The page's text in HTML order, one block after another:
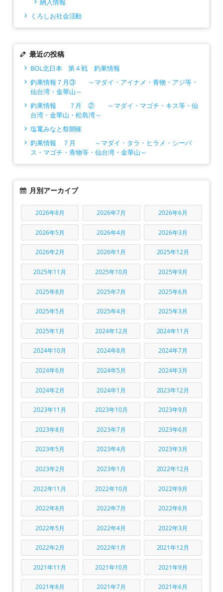
納入情報
くろしお社会活動
最近の投稿
BOL北日本 第４戦 釣果情報
釣果情報７月③ ～マダイ・アイナメ・青物・アジ等・
仙台湾・金華山～
釣果情報 ７月 ② ～マダイ・マゴチ・キス等・仙
台湾・金華山・松島湾～
塩竃みなと祭開催
釣果情報 ７月 ～マダイ・タラ・ヒラメ・シーバ
ス・マゴチ・青物等・仙台湾・金華山～
月別アーカイブ
2026年8月 2026年7月 2026年6月
2026年5月 2026年4月 2026年3月
2026年2月 2026年1月 2025年12月
2025年11月 2025年10月 2025年9月
2025年8月 2025年7月 2025年6月
2025年5月 2025年4月 2025年3月
2025年1月 2024年12月 2024年11月
2024年10月 2024年8月 2024年7月
2024年6月 2024年5月 2024年3月
2024年2月 2024年1月 2023年12月
2023年11月 2023年10月 2023年9月
2023年8月 2023年7月 2023年6月
2023年5月 2023年4月 2023年3月
2023年2月 2023年1月 2022年12月
2022年11月 2022年10月 2022年9月
2022年8月 2022年7月 2022年6月
2022年5月 2022年4月 2022年3月
2022年2月 2022年1月 2021年12月
2021年11月 2021年10月 2021年9月
2021年8月 2021年7月 2021年6月